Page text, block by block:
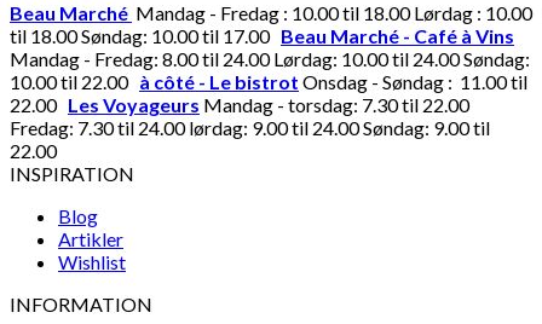
Beau Marché Mandag - Fredag : 10.00 til 18.00 Lørdag : 10.00
til 18.00 Søndag: 10.00 til 17.00 Beau Marché - Café à Vins
Mandag - Fredag: 8.00 til 24.00 Lørdag: 10.00 til 24.00 Søndag:
10.00 til 22.00 à côté - Le bistrot Onsdag - Søndag : 11.00 til
22.00 Les Voyageurs Mandag - torsdag: 7.30 til 22.00
Fredag: 7.30 til 24.00 lørdag: 9.00 til 24.00 Søndag: 9.00 til
22.00
INSPIRATION
Blog
Artikler
Wishlist
INFORMATION